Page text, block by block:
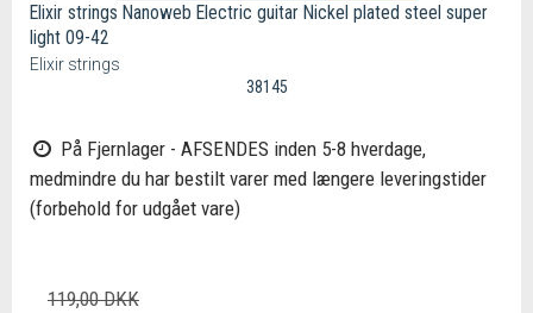
Elixir strings Nanoweb Electric guitar Nickel plated steel super
light 09-42
Elixir strings
38145
På Fjernlager - AFSENDES inden 5-8 hverdage,
medmindre du har bestilt varer med længere leveringstider
(forbehold for udgået vare)
119,00 DKK